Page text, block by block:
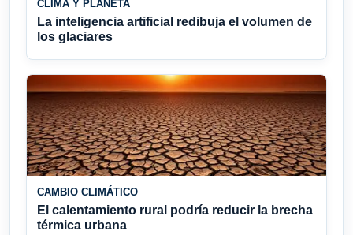
CLIMA Y PLANETA
La inteligencia artificial redibuja el volumen de
los glaciares
CAMBIO CLIMÁTICO
El calentamiento rural podría reducir la brecha
térmica urbana